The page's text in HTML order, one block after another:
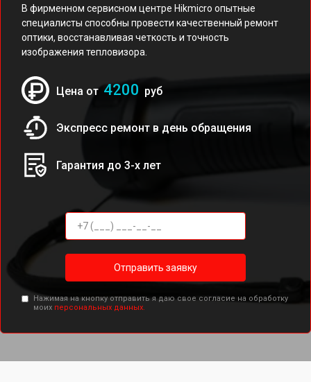
В фирменном сервисном центре Hikmicro опытные
специалисты способны провести качественный ремонт
оптики, восстанавливая четкость и точность
изображения тепловизора.
Цена от 4200 руб
Экспресс ремонт в день обращения
Гарантия до 3-х лет
Отправить заявку
Нажимая на кнопку отправить я даю свое согласие на обработку
моих персональных данных.